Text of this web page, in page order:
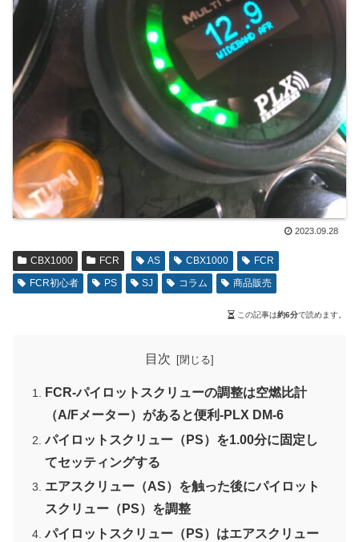
2023.09.28
CBX1000 FCR AS CBX1000
FCR
FCR初心者
PS SJ コラム 商品販売
この記事は約6分で読めます。
目次
FCR-パイロットスクリューの調整は空燃比計
（A/Fメーター）があると便利-PLX DM-6
パイロットスクリュー（PS）を1.00分に固定し
てセッティングする
エアスクリュー（AS）を触った後にパイロット
スクリュー（PS）を調整
パイロットスクリュー（PS）はエアスクリュー